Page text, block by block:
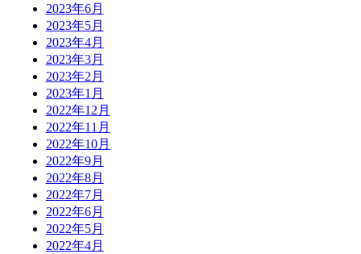
2023年6月
2023年5月
2023年4月
2023年3月
2023年2月
2023年1月
2022年12月
2022年11月
2022年10月
2022年9月
2022年8月
2022年7月
2022年6月
2022年5月
2022年4月